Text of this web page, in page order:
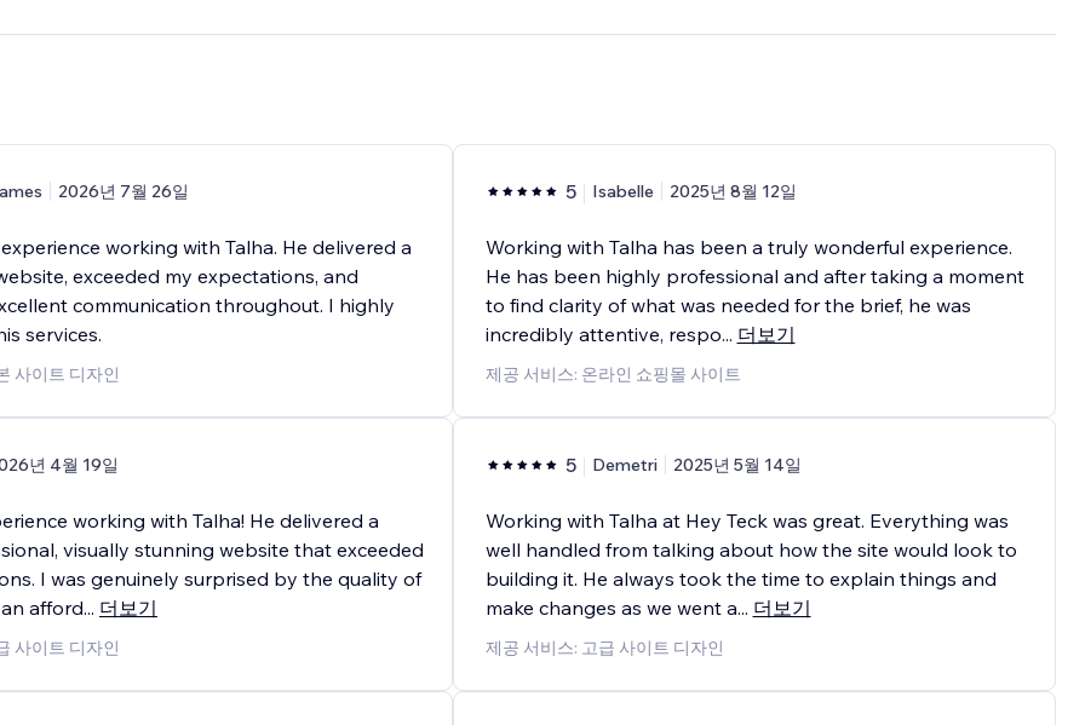
2026년 7월 26일
working with Talha. He delivered a
exceeded my expectations, and
communication throughout. I highly
services.
사이트 디자인
년 4월 19일
working with Talha! He delivered a
visually stunning website that exceeded
I was genuinely surprised by the quality of
afford... 더보기
사이트 디자인
5 Isabelle 2025년 8월 12일
Working with Talha has been a truly wonderful experience.
He has been highly professional and after taking a moment
to find clarity of what was needed for the brief, he was
incredibly attentive, respo... 더보기
제공 서비스: 온라인 쇼핑몰 사이트
5 Demetri 2025년 5월 14일
Working with Talha at Hey Teck was great. Everything was
well handled from talking about how the site would look to
building it. He always took the time to explain things and
make changes as we went a... 더보기
제공 서비스: 고급 사이트 디자인